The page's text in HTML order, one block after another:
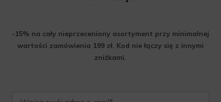
-15% na cały nieprzeceniony asortyment przy minimalnej
wartości zamówienia 199 zł. Kod nie łączy się z innymi
zniżkami.